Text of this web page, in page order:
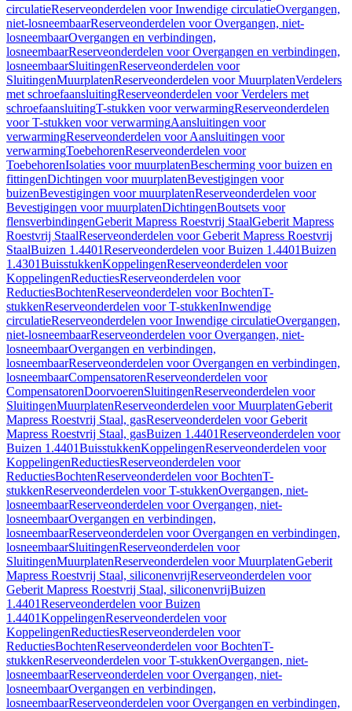
circulatieReserveonderdelen voor Inwendige circulatieOvergangen,
niet-losneembaarReserveonderdelen voor Overgangen, niet-
losneembaarOvergangen en verbindingen,
losneembaarReserveonderdelen voor Overgangen en verbindingen,
losneembaarSluitingenReserveonderdelen voor
SluitingenMuurplatenReserveonderdelen voor MuurplatenVerdelers
met schroefaansluitingReserveonderdelen voor Verdelers met
schroefaansluitingT-stukken voor verwarmingReserveonderdelen
voor T-stukken voor verwarmingAansluitingen voor
verwarmingReserveonderdelen voor Aansluitingen voor
verwarmingToebehorenReserveonderdelen voor
ToebehorenIsolaties voor muurplatenBescherming voor buizen en
fittingenDichtingen voor muurplatenBevestigingen voor
buizenBevestigingen voor muurplatenReserveonderdelen voor
Bevestigingen voor muurplatenDichtingenBoutsets voor
flensverbindingenGeberit Mapress Roestvrij StaalGeberit Mapress
Roestvrij StaalReserveonderdelen voor Geberit Mapress Roestvrij
StaalBuizen 1.4401Reserveonderdelen voor Buizen 1.4401Buizen
1.4301BuisstukkenKoppelingenReserveonderdelen voor
KoppelingenReductiesReserveonderdelen voor
ReductiesBochtenReserveonderdelen voor BochtenT-
stukkenReserveonderdelen voor T-stukkenInwendige
circulatieReserveonderdelen voor Inwendige circulatieOvergangen,
niet-losneembaarReserveonderdelen voor Overgangen, niet-
losneembaarOvergangen en verbindingen,
losneembaarReserveonderdelen voor Overgangen en verbindingen,
losneembaarCompensatorenReserveonderdelen voor
CompensatorenDoorvoerenSluitingenReserveonderdelen voor
SluitingenMuurplatenReserveonderdelen voor MuurplatenGeberit
Mapress Roestvrij Staal, gasReserveonderdelen voor Geberit
Mapress Roestvrij Staal, gasBuizen 1.4401Reserveonderdelen voor
Buizen 1.4401BuisstukkenKoppelingenReserveonderdelen voor
KoppelingenReductiesReserveonderdelen voor
ReductiesBochtenReserveonderdelen voor BochtenT-
stukkenReserveonderdelen voor T-stukkenOvergangen, niet-
losneembaarReserveonderdelen voor Overgangen, niet-
losneembaarOvergangen en verbindingen,
losneembaarReserveonderdelen voor Overgangen en verbindingen,
losneembaarSluitingenReserveonderdelen voor
SluitingenMuurplatenReserveonderdelen voor MuurplatenGeberit
Mapress Roestvrij Staal, siliconenvrijReserveonderdelen voor
Geberit Mapress Roestvrij Staal, siliconenvrijBuizen
1.4401Reserveonderdelen voor Buizen
1.4401KoppelingenReserveonderdelen voor
KoppelingenReductiesReserveonderdelen voor
ReductiesBochtenReserveonderdelen voor BochtenT-
stukkenReserveonderdelen voor T-stukkenOvergangen, niet-
losneembaarReserveonderdelen voor Overgangen, niet-
losneembaarOvergangen en verbindingen,
losneembaarReserveonderdelen voor Overgangen en verbindingen,